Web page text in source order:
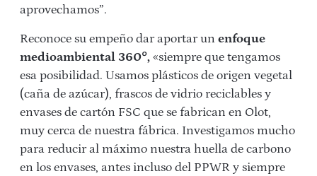
aprovechamos”.
Reconoce su empeño dar aportar un enfoque
medioambiental 360°, «siempre que tengamos
esa posibilidad. Usamos plásticos de origen vegetal
(caña de azúcar), frascos de vidrio reciclables y
envases de cartón FSC que se fabrican en Olot,
muy cerca de nuestra fábrica. Investigamos mucho
para reducir al máximo nuestra huella de carbono
en los envases, antes incluso del PPWR y siempre